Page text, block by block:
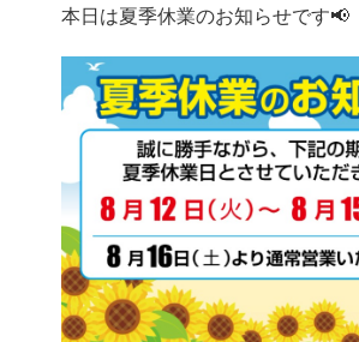
本日は夏季休業のお知らせです📢